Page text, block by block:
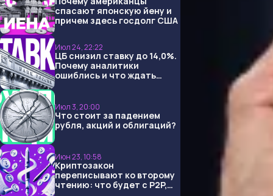
спасают японскую йену и
причем здесь госдолг США
Июл 24, 22:22
ЦБ снизил ставку до 14,0%.
Почему аналитики
ошиблись и что ждать
Июл 3, 20:00
Что стоит за падением
рубля, акций и облигаций?
Июн 23, 10:58
Криптозакон
переписывают ко второму
чтению: что будет с P2P,